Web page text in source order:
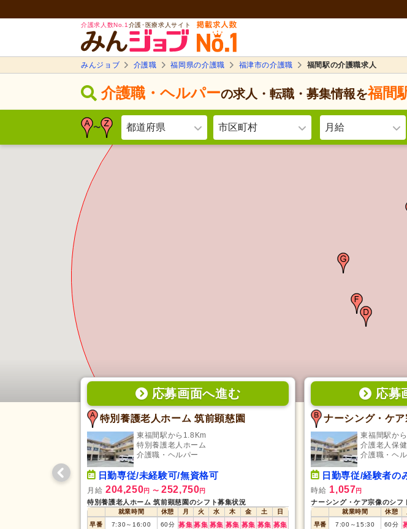
介護求人数No.1 介護･医療求人サイト
みんジョブ 介護職 福岡県の介護職 福津市の介護職 福間駅の介護職求人
介護職・ヘルパーの求人・転職・募集情報を福間
〜 都道府県 市区町村 月給
応募画面へ進む
特別養護老人ホーム 筑前顕慈園
東福間駅から1.8Km
特別養護老人ホーム
介護職・ヘルパー
日勤専従/未経験可/無資格可
月給 204,250円 〜 252,750円
特別養護老人ホーム 筑前顕慈園のシフト募集状況
就業時間 休憩 月 火 水 木 金 土
日
早番
7:30～ 16:00 60分 募集募集 募集 募集 募集 募集 募集
応募
ナーシング・ケア
東福間駅か
介護老人保
介護職・ヘ
日勤専従/経験者の
時給 1,057円
ナーシング・ケア宗像のシフ
就業時間 休憩
早番
7:00 ～ 15:30 60分